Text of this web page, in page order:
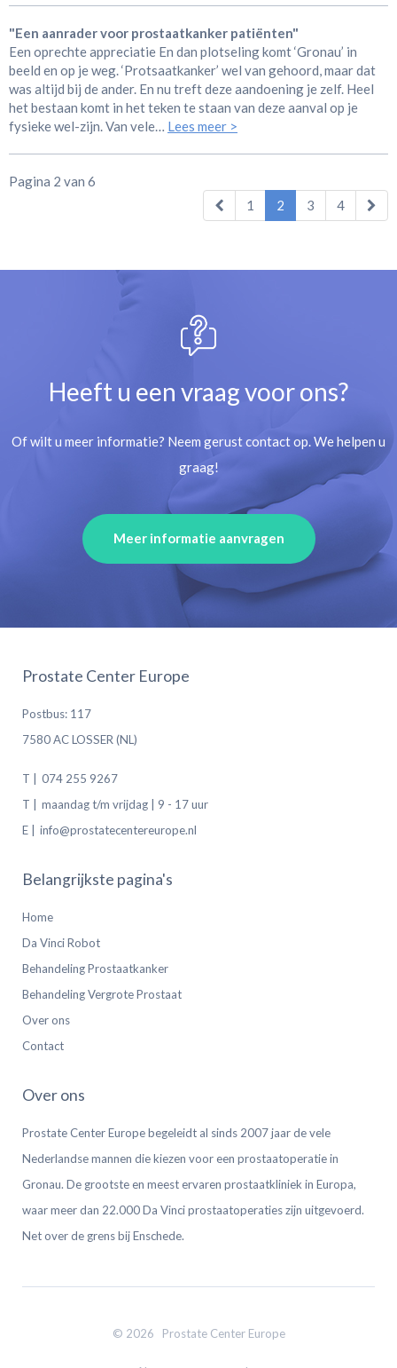
"Een aanrader voor prostaatkanker patiënten"
Een oprechte appreciatie En dan plotseling komt ‘Gronau’ in
beeld en op je weg. ‘Protsaatkanker’ wel van gehoord, maar dat
was altijd bij de ander. En nu treft deze aandoening je zelf. Heel
het bestaan komt in het teken te staan van deze aanval op je
fysieke wel-zijn. Van vele… Lees meer >
Pagina 2 van 6
1
2 3 4
Heeft u een vraag voor ons?
Of wilt u meer informatie? Neem gerust contact op. We helpen u
graag!
Meer informatie aanvragen
Prostate Center Europe
Postbus: 117
7580 AC LOSSER (NL)
T |
074 255 9267
T |
maandag t/m vrijdag | 9 - 17 uur
E |
info@prostatecentereurope.nl
Belangrijkste pagina's
Home
Da Vinci Robot
Behandeling Prostaatkanker
Behandeling Vergrote Prostaat
Over ons
Contact
Over ons
Prostate Center Europe begeleidt al sinds 2007 jaar de vele
Nederlandse mannen die kiezen voor een prostaatoperatie in
Gronau. De grootste en meest ervaren prostaatkliniek in Europa,
waar meer dan 22.000 Da Vinci prostaatoperaties zijn uitgevoerd.
Net over de grens bij Enschede.
© 2026 Prostate Center Europe